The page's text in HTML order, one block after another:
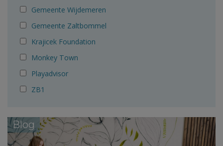
Gemeente Wijdemeren
Gemeente Zaltbommel
Krajicek Foundation
Monkey Town
Playadvisor
ZB1
Blog